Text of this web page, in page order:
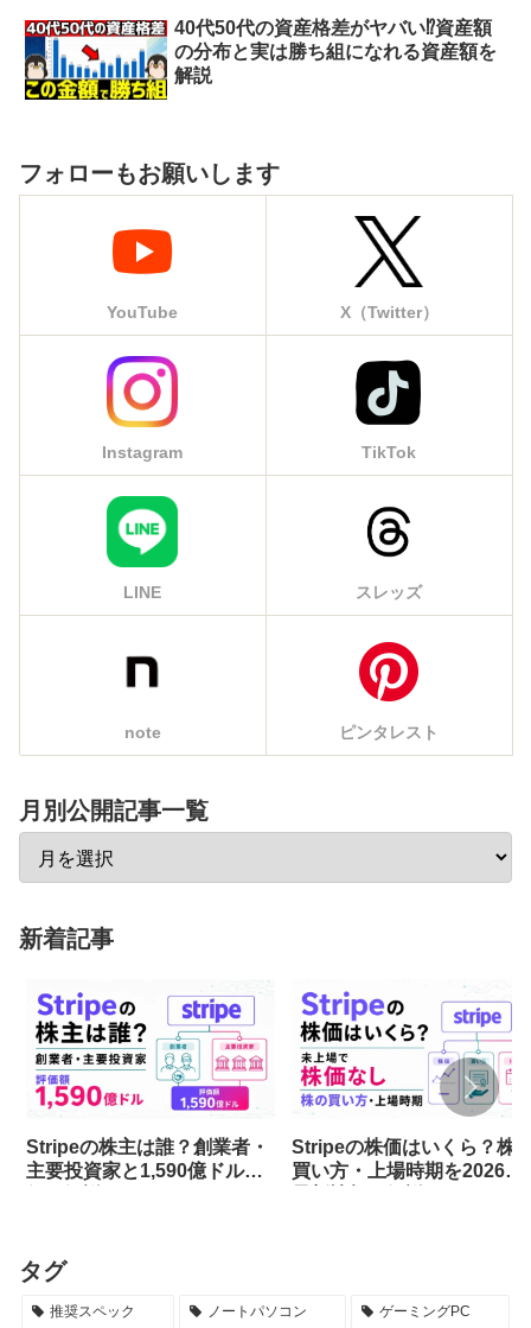
40代50代の資産格差がヤバい⁉︎資産額
の分布と実は勝ち組になれる資産額を
解説
フォローもお願いします
YouTube X（Twitter）
Instagram TikTok
LINE スレッズ
note ピンタレスト
月別公開記事一覧
新着記事
Stripeの株主は誰？創業者・
主要投資家と1,590億ドル評
Stripeの株価はいくら？株
買い方・上場時期を2026年
タグ
推奨スペック ノートパソコン ゲーミングPC